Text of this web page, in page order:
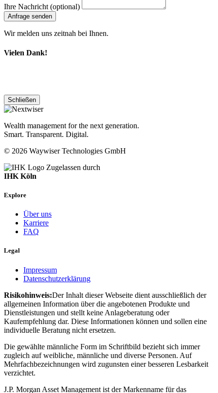
Ihre Nachricht (optional)
Anfrage senden
Wir melden uns zeitnah bei Ihnen.
Vielen Dank!
Schließen
Wealth management for the next generation.
Smart. Transparent. Digital.
© 2026 Waywiser Technologies GmbH
Zugelassen durch
IHK Köln
Explore
Über uns
Karriere
FAQ
Legal
Impressum
Datenschutzerklärung
Risikohinweis:Der Inhalt dieser Webseite dient ausschließlich der
allgemeinen Information über die angebotenen Produkte und
Dienstleistungen und stellt keine Anlageberatung oder
Kaufempfehlung dar. Diese Informationen können und sollen eine
individuelle Beratung nicht ersetzen.
Die gewählte männliche Form im Schriftbild bezieht sich immer
zugleich auf weibliche, männliche und diverse Personen. Auf
Mehrfachbezeichnungen wird zugunsten einer besseren Lesbarkeit
verzichtet.
J.P. Morgan Asset Management ist der Markenname für das